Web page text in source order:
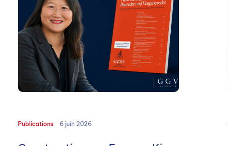
Publications 6 juin 2026